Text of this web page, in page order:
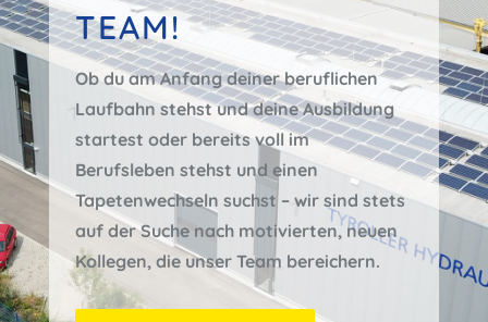
TEAM!
Ob du am Anfang deiner beruflichen
Laufbahn stehst und deine Ausbildung
startest oder bereits voll im
Berufsleben stehst und einen
Tapetenwechseln suchst – wir sind stets
auf der Suche nach motivierten, neuen
Kollegen, die unser Team bereichern.